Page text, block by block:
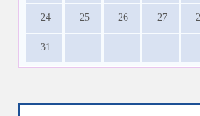
24 25 26 27
31